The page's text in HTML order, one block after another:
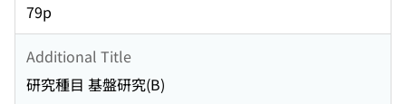
79p
Additional Title
研究種目 基盤研究(B)